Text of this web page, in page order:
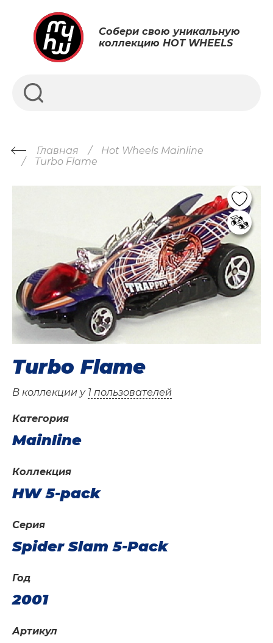
Собери свою уникальную
коллекцию HOT WHEELS
Главная
Hot Wheels Mainline
Turbo Flame
Turbo Flame
В коллекции у 1 пользователей
Категория
Mainline
Год
2001
Коллекция
HW 5-pack
Артикул
Серия
Spider Slam 5-Pack